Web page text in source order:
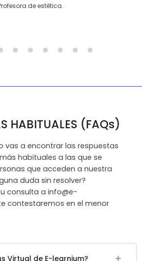
de estética.
HABITUALES (FAQs)
vas a encontrar las respuestas
habituales a las que se
que acceden a nuestra
duda sin resolver?
consulta a info@e-
contestaremos en el menor
Virtual de E-learnium?